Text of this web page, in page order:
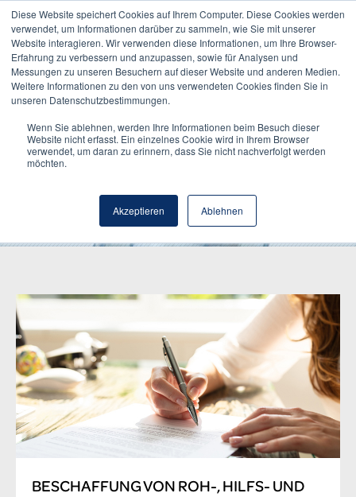
Diese Website speichert Cookies auf Ihrem Computer. Diese Cookies werden
verwendet, um Informationen darüber zu sammeln, wie Sie mit unserer
Website interagieren. Wir verwenden diese Informationen, um Ihre Browser-
Erfahrung zu verbessern und anzupassen, sowie für Analysen und
Messungen zu unseren Besuchern auf dieser Website und anderen Medien.
Weitere Informationen zu den von uns verwendeten Cookies finden Sie in
unseren Datenschutzbestimmungen.
Wenn Sie ablehnen, werden Ihre Informationen beim Besuch dieser
Website nicht erfasst. Ein einzelnes Cookie wird in Ihrem Browser
verwendet, um daran zu erinnern, dass Sie nicht nachverfolgt werden
möchten.
Akzeptieren Ablehnen
BESCHAFFUNG VON ROH-, HILFS- UND